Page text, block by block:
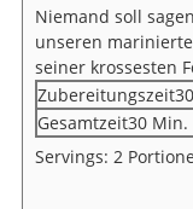
Niemand soll
unseren
seiner krossesten
Zubereitungszeit30
Gesamtzeit30 Min.
Servings: 2